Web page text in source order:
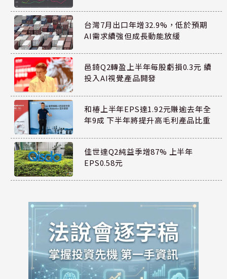
台灣7月出口年增32.9%，低於預期
AI需求續強但成長動能放緩
邑錡Q2轉盈上半年每股虧損0.3元 續
投入AI視覺產品開發
和椿上半年EPS達1.92元賺逾去年全
年9成 下半年將提升高毛利產品比重
佳世達Q2純益季增87% 上半年
EPS0.58元